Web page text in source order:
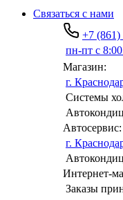
Связаться с нами
+7 (861)
пн-пт с
Магазин:
г.
Системы
Автосервис:
г.
Интернет-
Заказы